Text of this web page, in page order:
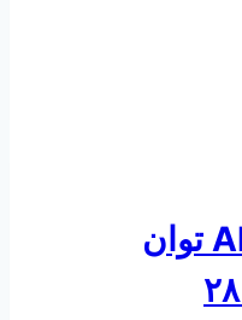
الکتروموتور ABB توان